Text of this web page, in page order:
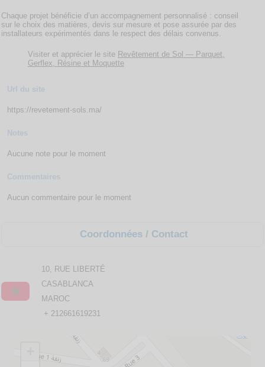
Chaque projet bénéficie d’un accompagnement personnalisé : conseil
sur le choix des matières, devis sur mesure et pose assurée par des
installateurs expérimentés dans le respect des délais convenus.
Visiter et apprécier le site Revêtement de Sol — Parquet,
Gerflex, Résine et Moquette
Url du site
https://revetement-sols.ma/
Notes
Aucune note pour le moment
Commentaires
Aucun commentaire pour le moment
Coordonnées / Contact
10, RUE LIBERTÉ
CASABLANCA
MAROC
+ 212661619231